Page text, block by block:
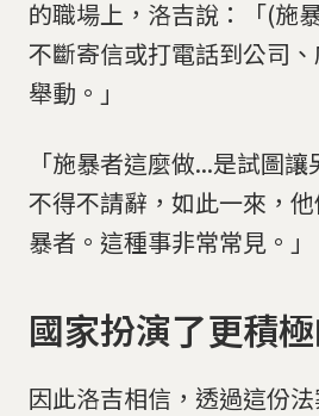
的職場上，洛吉說：「(施
不斷寄信或打電話到公司
舉動。」
「施暴者這麼做...是試圖
不得不請辭，如此一來，
暴者。這種事非常常見。」
國家扮演了更積
因此洛吉相信，透過這份